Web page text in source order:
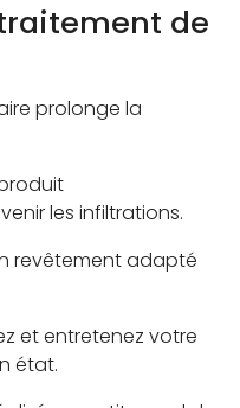
de
prolonge la
les infiltrations.
revêtement adapté
et entretenez votre
état.